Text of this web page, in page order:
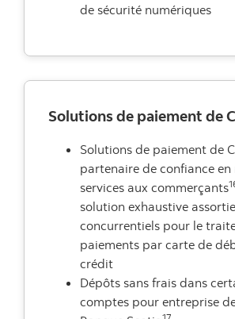
de sécurité numériques
Solutions de paiement de
Solutions de paiement de
partenaire de confiance
services aux commerçants
solution exhaustive
concurrentiels pour le
paiements par carte de
crédit
Dépôts sans frais dans
comptes pour entreprise